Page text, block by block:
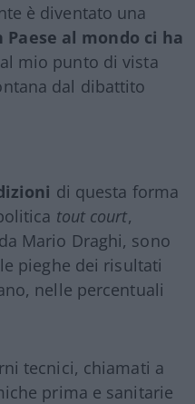
è diventato una
Paese al mondo ci ha
mio punto di vista
dal dibattito
di questa forma
tout court,
Mario Draghi, sono
pieghe dei risultati
nelle percentuali
tecnici, chiamati a
prima e sanitarie